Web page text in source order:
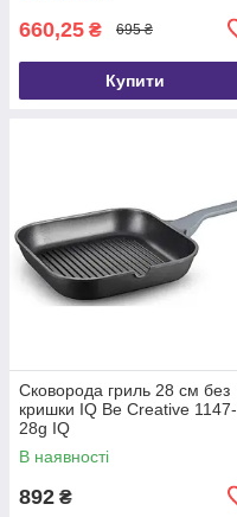
660,25 ₴ 695 ₴
Купити
Сковорода гриль 28 см без
кришки IQ Be Creative 1147-
28g IQ
В наявності
892 ₴